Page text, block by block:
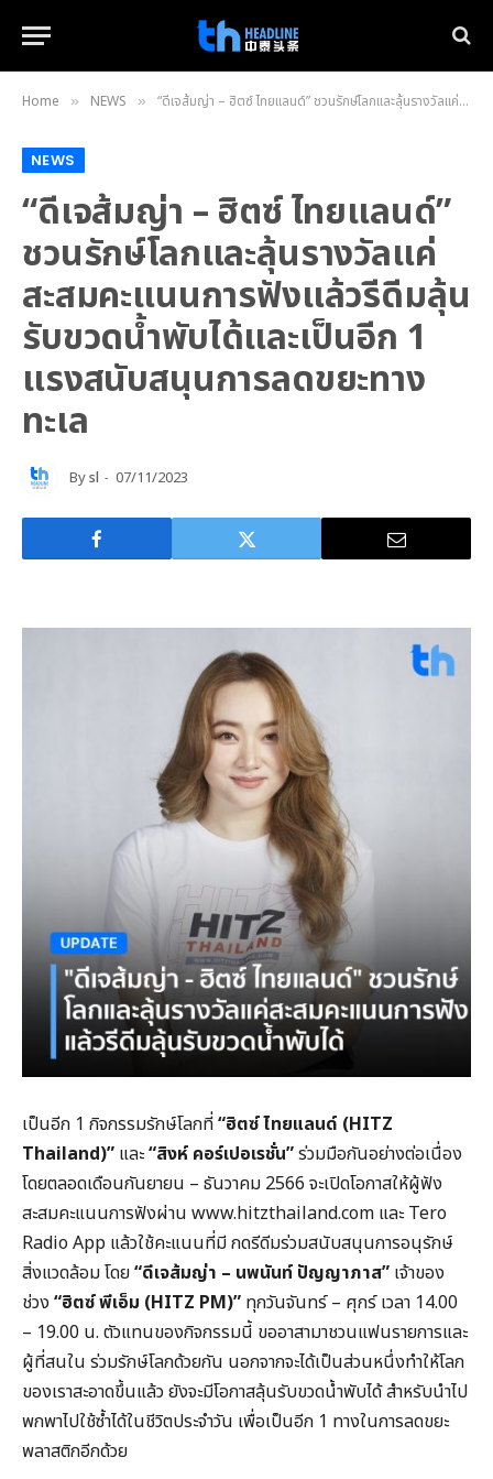
Home » NEWS » “ดีเจส้มญ่า – ฮิตซ์ ไทยแลนด์” ชวนรักษ์โลกและลุ้นรางวัลแค่สะสมคะแนนการฟังแล้วรีดีมลุ้นรับขวดน้ำพับได้และเป็นอีก 1 แรงสนับสนุนการลดขยะทางทะเล
NEWS
“ดีเจส้มญ่า – ฮิตซ์ ไทยแลนด์”
ชวนรักษ์โลกและลุ้นรางวัลแค่
สะสมคะแนนการฟังแล้วรีดีมลุ้น
รับขวดน้ำพับได้และเป็นอีก 1
แรงสนับสนุนการลดขยะทาง
ทะเล
Bysl 07/11/2023
เป็นอีก 1 กิจกรรมรักษ์โลกที่“ฮิตซ์ ไทยแลนด์ (HITZ
Thailand)” และ“สิงห์ คอร์เปอเรชั่น”ร่วมมือกันอย่างต่อเนื่อง
โดยตลอดเดือนกันยายน – ธันวาคม 2566 จะเปิดโอกาสให้ผู้ฟัง
สะสมคะแนนการฟังผ่าน www.hitzthailand.com และ Tero
Radio App แล้วใช้คะแนนที่มี กดรีดีมร่วมสนับสนุนการอนุรักษ์
สิ่งแวดล้อม โดย“ดีเจส้มญ่า – นพนันท์ ปัญญาภาส” เจ้าของ
ช่วง “ฮิตซ์ พีเอ็ม (HITZ PM)” ทุกวันจันทร์ – ศุกร์ เวลา 14.00
– 19.00 น. ตัวแทนของกิจกรรมนี้ ขออาสามาชวนแฟนรายการและ
ผู้ที่สนใน ร่วมรักษ์โลกด้วยกัน นอกจากจะได้เป็นส่วนหนึ่งทำให้โลก
ของเราสะอาดขึ้นแล้ว ยังจะมีโอกาสลุ้นรับขวดน้ำพับได้ สำหรับนำไป
พกพาไปใช้ซ้ำได้ในชีวิตประจำวัน เพื่อเป็นอีก 1 ทางในการลดขยะ
พลาสติกอีกด้วย